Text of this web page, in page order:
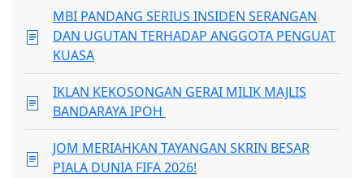
MBI PANDANG SERIUS INSIDEN SERANGAN
DAN UGUTAN TERHADAP ANGGOTA PENGUAT
KUASA
IKLAN KEKOSONGAN GERAI MILIK MAJLIS
BANDARAYA IPOH
JOM MERIAHKAN TAYANGAN SKRIN BESAR
PIALA DUNIA FIFA 2026!